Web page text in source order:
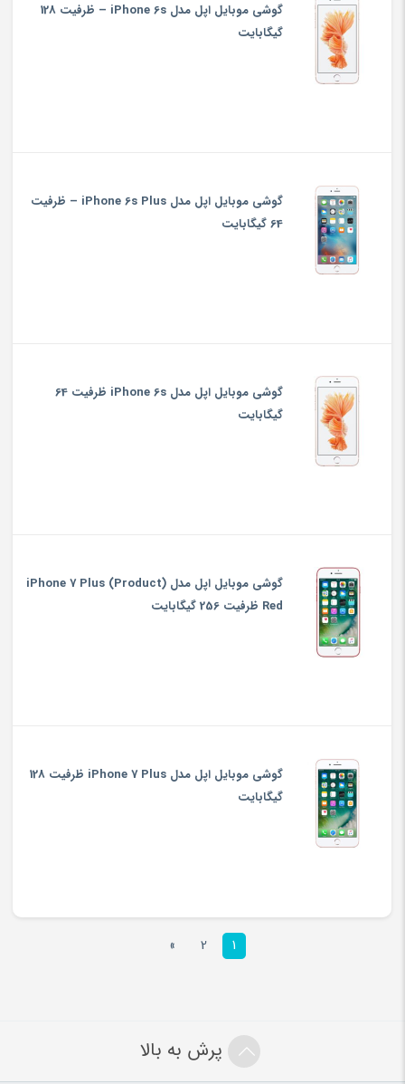
گوشی موبایل اپل مدل iPhone 6s – ظرفیت 128
گیگابایت
گوشی موبایل اپل مدل iPhone 6s Plus – ظرفیت
64 گیگابایت
گوشی موبایل اپل مدل iPhone 6s ظرفیت 64
گیگابایت
گوشی موبایل اپل مدل iPhone 7 Plus (Product)
Red ظرفیت 256 گیگابایت
گوشی موبایل اپل مدل iPhone 7 Plus ظرفیت 128
گیگابایت
1
2
»
پرش به بالا